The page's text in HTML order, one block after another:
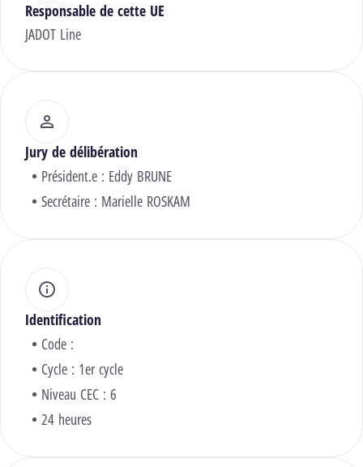
Responsable de cette UE
JADOT Line
Jury de délibération
Président.e : Eddy BRUNE
Secrétaire : Marielle ROSKAM
Identification
Code :
Cycle : 1er cycle
Niveau CEC : 6
24 heures